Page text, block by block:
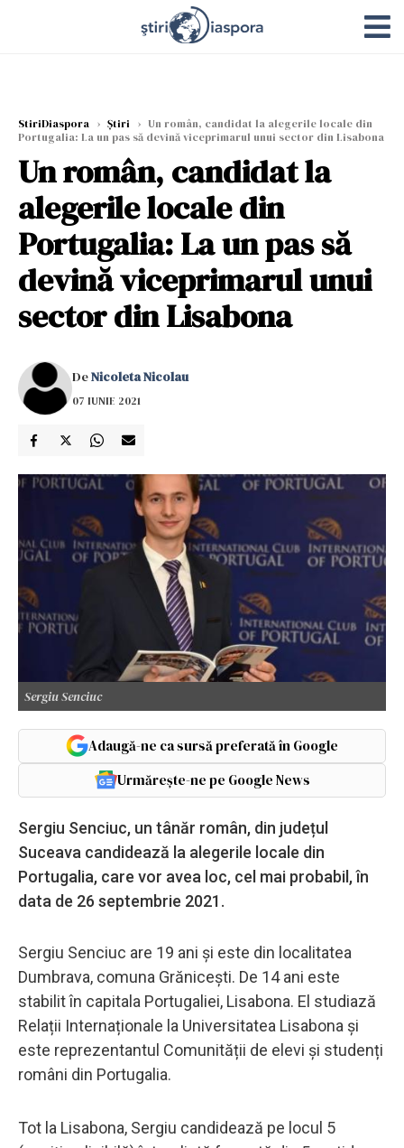
StiriDiaspora › Știri › Un român, candidat la alegerile locale din
Portugalia: La un pas să devină viceprimarul unui sector din Lisabona
Un român, candidat la
alegerile locale din
Portugalia: La un pas să
devină viceprimarul unui
sector din Lisabona
DeNicoleta Nicolau
07 IUNIE 2021
Sergiu Senciuc
Adaugă-ne ca sursă preferată în Google
Urmărește-ne pe Google News
Sergiu Senciuc, un tânăr român, din județul
Suceava candidează la alegerile locale din
Portugalia, care vor avea loc, cel mai probabil, în
data de 26 septembrie 2021.
Sergiu Senciuc are 19 ani și este din localitatea
Dumbrava, comuna Grănicești. De 14 ani este
stabilit în capitala Portugaliei, Lisabona. El studiază
Relații Internaționale la Universitatea Lisabona și
este reprezentantul Comunității de elevi şi studenți
români din Portugalia.
Tot la Lisabona, Sergiu candidează pe locul 5